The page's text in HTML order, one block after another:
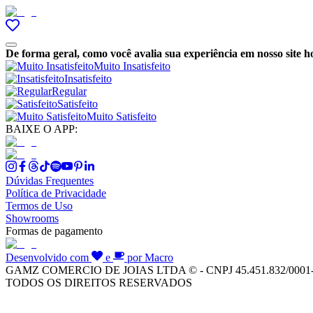
De forma geral, como você avalia sua experiência em nosso site
Muito Insatisfeito
Insatisfeito
Regular
Satisfeito
Muito Satisfeito
BAIXE O APP:
Dúvidas Frequentes
Política de Privacidade
Termos de Uso
Showrooms
Formas de pagamento
Desenvolvido com e
por Macro
GAMZ COMERCIO DE JOIAS LTDA © - CNPJ 45.451.832/
TODOS OS DIREITOS RESERVADOS